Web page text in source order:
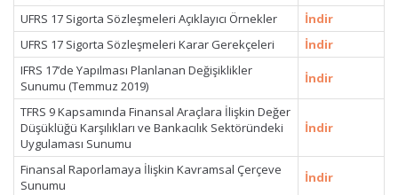
UFRS 17 Sigorta Sözleşmeleri Açıklayıcı Örnekler
İndir
UFRS 17 Sigorta Sözleşmeleri Karar Gerekçeleri
İndir
IFRS 17’de Yapılması Planlanan Değişiklikler
Sunumu (Temmuz 2019)
İndir
TFRS 9 Kapsamında Finansal Araçlara İlişkin Değer
Düşüklüğü Karşılıkları ve Bankacılık Sektöründeki
Uygulaması Sunumu
İndir
Finansal Raporlamaya İlişkin Kavramsal Çerçeve
Sunumu
İndir